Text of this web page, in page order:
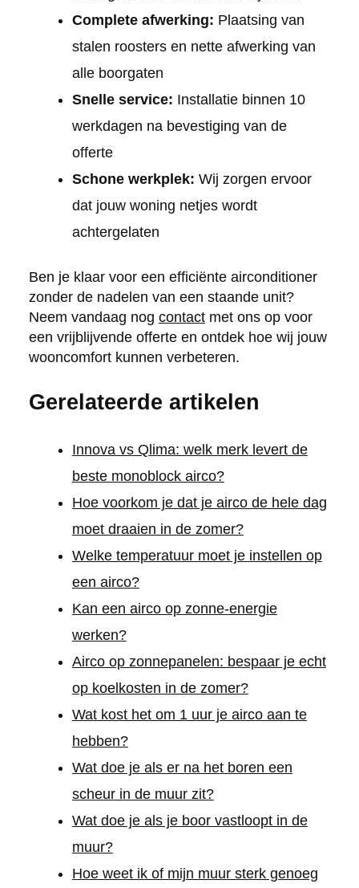
Complete afwerking: Plaatsing van
stalen roosters en nette afwerking van
alle boorgaten
Snelle service: Installatie binnen 10
werkdagen na bevestiging van de
offerte
Schone werkplek: Wij zorgen ervoor
dat jouw woning netjes wordt
achtergelaten
Ben je klaar voor een efficiënte airconditioner
zonder de nadelen van een staande unit?
Neem vandaag nog contactmet ons op voor
een vrijblijvende offerte en ontdek hoe wij jouw
wooncomfort kunnen verbeteren.
Gerelateerde artikelen
Innova vs Qlima: welk merk levert de
beste monoblock airco?
Hoe voorkom je dat je airco de hele dag
moet draaien in de zomer?
Welke temperatuur moet je instellen op
een airco?
Kan een airco op zonne-energie
werken?
Airco op zonnepanelen: bespaar je echt
op koelkosten in de zomer?
Wat kost het om 1 uur je airco aan te
hebben?
Wat doe je als er na het boren een
scheur in de muur zit?
Wat doe je als je boor vastloopt in de
muur?
Hoe weet ik of mijn muur sterk genoeg